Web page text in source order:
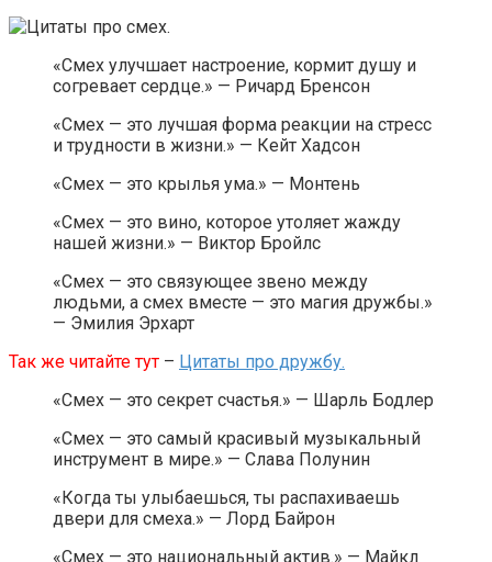
«Смех улучшает настроение, кормит душу и
согревает сердце.» — Ричард Бренсон
«Смех — это лучшая форма реакции на стресс
и трудности в жизни.» — Кейт Хадсон
«Смех — это крылья ума.» — Монтень
«Смех — это вино, которое утоляет жажду
нашей жизни.» — Виктор Бройлс
«Смех — это связующее звено между
людьми, а смех вместе — это магия дружбы.»
— Эмилия Эрхарт
Так же читайте тут – Цитаты про дружбу.
«Смех — это секрет счастья.» — Шарль Бодлер
«Смех — это самый красивый музыкальный
инструмент в мире.» — Слава Полунин
«Когда ты улыбаешься, ты распахиваешь
двери для смеха.» — Лорд Байрон
«Смех — это национальный актив.» — Майкл